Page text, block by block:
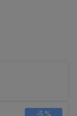
-5 %